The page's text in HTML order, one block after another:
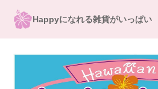
Happyになれる雑貨がいっぱい